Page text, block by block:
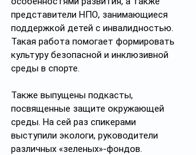
представители НПО, занимающиеся
поддержкой детей с инвалидностью.
Такая работа помогает формировать
культуру безопасной и инклюзивной
среды в спорте.
Также выпущены подкасты,
посвященные защите окружающей
среды. На сей раз спикерами
выступили экологи, руководители
различных «зеленых»-фондов.